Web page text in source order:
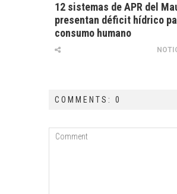
12 sistemas de APR del
presentan déficit hídrico
consumo humano
COMMENTS: 0